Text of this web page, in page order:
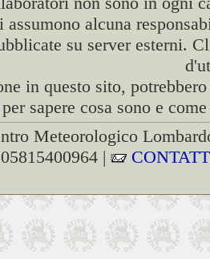
assumono alcuna
su server esterni.
in questo sito,
per sapere cosa sono e
Meteorologico
05815400964 |